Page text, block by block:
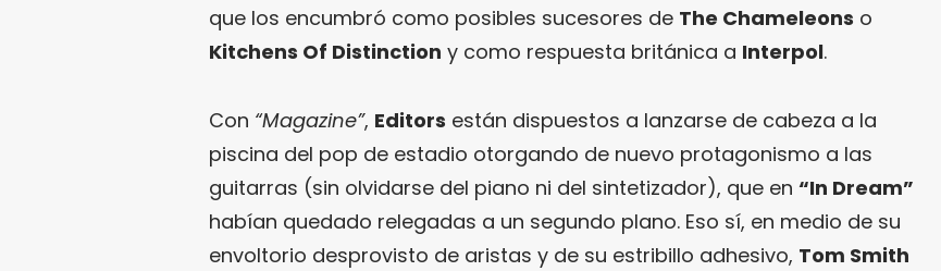
que los encumbró como posibles sucesores de The Chameleons o
Kitchens Of Distinction y como respuesta británica a Interpol.
Con “Magazine”, Editors están dispuestos a lanzarse de cabeza a la
piscina del pop de estadio otorgando de nuevo protagonismo a las
guitarras (sin olvidarse del piano ni del sintetizador), que en “In Dream”
habían quedado relegadas a un segundo plano. Eso sí, en medio de su
envoltorio desprovisto de aristas y de su estribillo adhesivo, Tom Smith